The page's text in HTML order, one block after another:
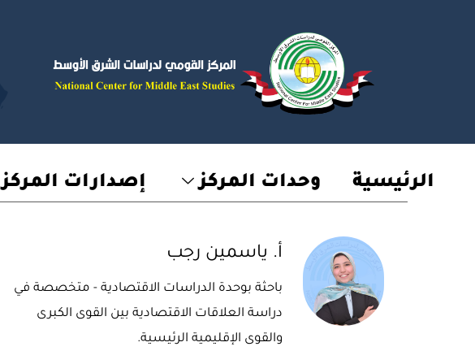
الرئيسية وحدات المركز إصدارات المركز
أ. ياسمين رجب
باحثة بوحدة الدراسات الاقتصادية - متخصصة في
دراسة العلاقات الاقتصادية بين القوى الكبرى
والقوى الإقليمية الرئيسية.